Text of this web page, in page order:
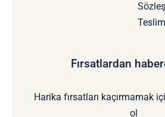
Fırsatlardan
Harika fırsatları kaçırmamak
ol